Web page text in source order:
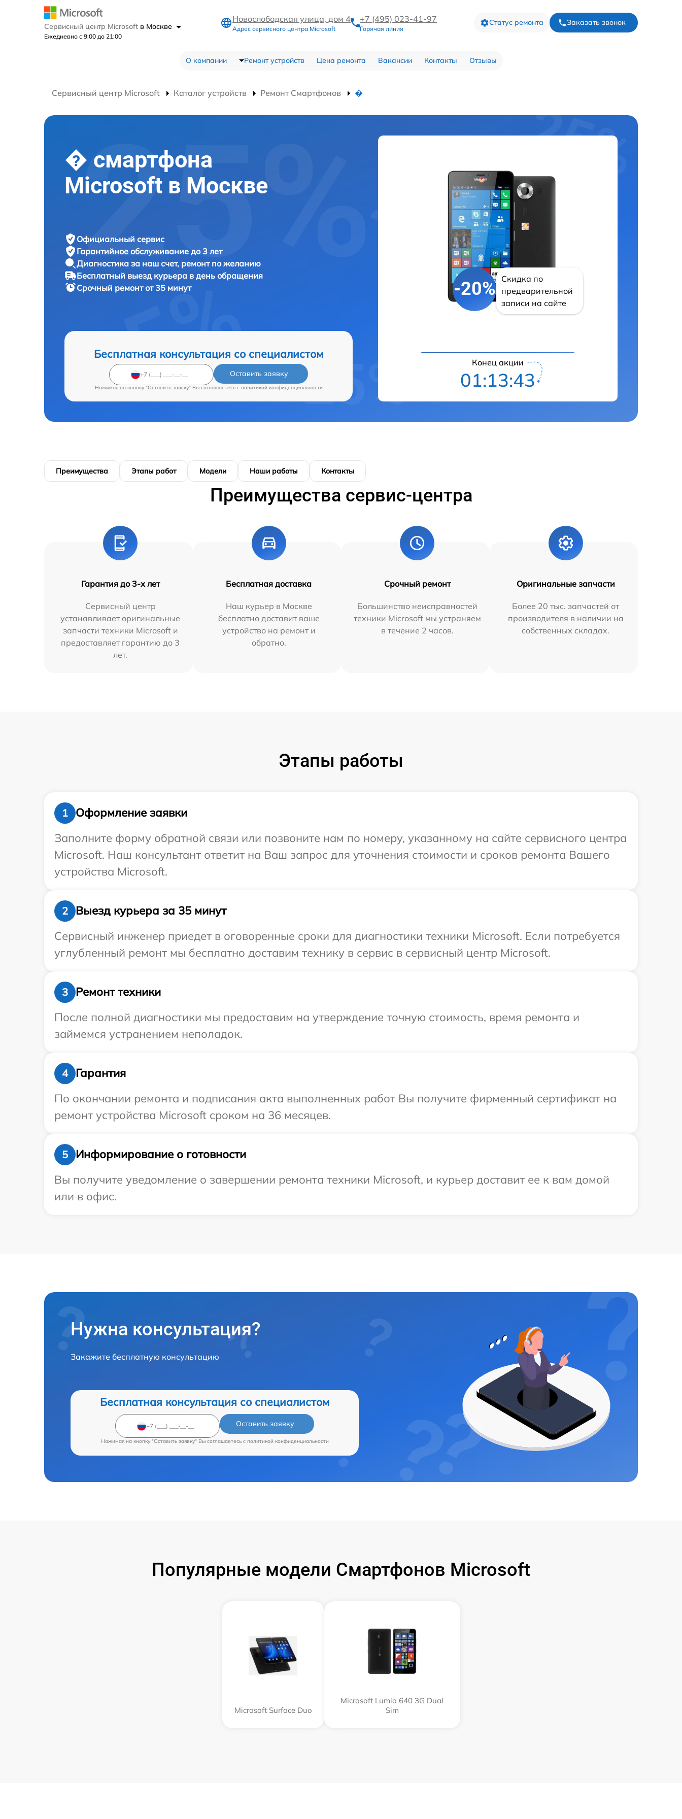
Сервисный центр Microsoft в Москве
Ежедневно с 9:00 до 21:00
Новослободская улица, дом 4
Адрес сервисного центра Microsoft
+7 (495) 023-41-97
Горячая линия
Статус ремонта Заказать звонок
О компании Ремонт устройств Цена ремонта Вакансии Контакты Отзывы
Сервисный центр Microsoft Каталог устройств Ремонт Смартфонов �
� смартфона
Microsoft в Москве
Официальный сервис
Гарантийное обслуживание до 3 лет
Диагностика за наш счет, ремонт по желанию
Бесплатный выезд курьера в день обращения
Срочный ремонтот 35 минут
Бесплатная консультация со специалистом
Оставить заявку
Нажимая на кнопку "Оставить заявку" Вы соглашаетесь c политикой конфиденциальности
-20%
Скидка по
предварительной
записи на сайте
Конец акции
01:13:42
Преимущества Этапы работ Модели Наши работы Контакты
Преимущества сервис-центра
Гарантия до 3-х лет
Сервисный центр
устанавливает оригинальные
запчасти техники Microsoft и
предоставляет гарантию до 3
лет.
Бесплатная доставка
Наш курьер в Москве
бесплатно доставит ваше
устройство на ремонт и
обратно.
Срочный ремонт
Большинство неисправностей
техники Microsoft мы устраняем
в течение 2 часов.
Оригинальные запчасти
Более 20 тыс. запчастей от
производителя в наличии на
собственных складах.
Этапы работы
1
Оформление заявки
Заполните форму обратной связи или позвоните нам по номеру, указанному на сайте сервисного центра
Microsoft. Наш консультант ответит на Ваш запрос для уточнения стоимости и сроков ремонта Вашего
устройства Microsoft.
2
Выезд курьера за 35 минут
Сервисный инженер приедет в оговоренные сроки для диагностики техники Microsoft. Если потребуется
углубленный ремонт мы бесплатно доставим технику в сервис в сервисный центр Microsoft.
3
Ремонт техники
После полной диагностики мы предоставим на утверждение точную стоимость, время ремонта и
займемся устранением неполадок.
4
Гарантия
По окончании ремонта и подписания акта выполненных работ Вы получите фирменный сертификат на
ремонт устройства Microsoft сроком на 36 месяцев.
5
Информирование о готовности
Вы получите уведомление о завершении ремонта техники Microsoft, и курьер доставит ее к вам домой
или в офис.
Нужна консультация?
Закажите бесплатную консультацию
Бесплатная консультация со специалистом
Оставить заявку
Нажимая на кнопку "Оставить заявку" Вы соглашаетесь c политикой конфиденциальности
Популярные модели Смартфонов Microsoft
Microsoft Surface Duo
Microsoft Lumia 640 3G Dual
Sim